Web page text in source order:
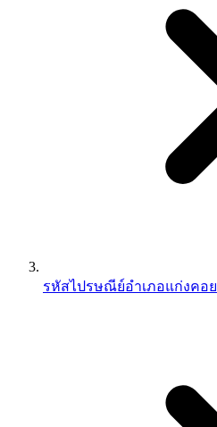
รหัสไปรษณีย์อำเภอแก่งคอย